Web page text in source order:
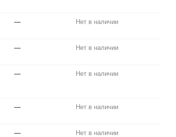
— Нет в наличии
— Нет в наличии
— Нет в наличии
— Нет в наличии
— Нет в наличии